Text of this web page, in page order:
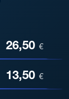
26,50 €
13,50 €